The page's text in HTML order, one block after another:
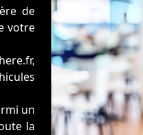
de
votre
un
la